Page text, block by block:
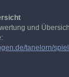
und
tanelorn/